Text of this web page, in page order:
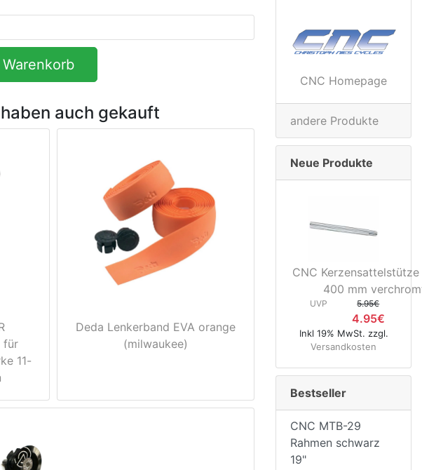
auch gekauft
für
11-
Deda Lenkerband EVA orange
(milwaukee)
CNC Homepage
andere Produkte
Neue Produkte
CNC
400 mm
UVP 5.95€
4.95€
Inkl 19% MwSt. zzgl.
Versandkosten
Bestseller
CNC MTB-29
Rahmen schwarz
19"